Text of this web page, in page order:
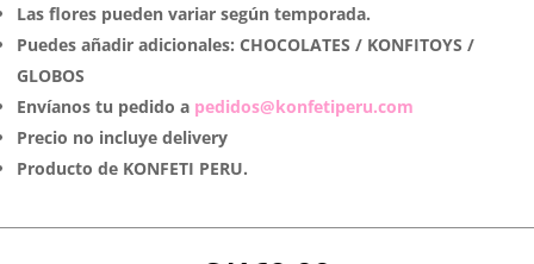
Las flores pueden variar según temporada.
Puedes añadir adicionales: CHOCOLATES / KONFITOYS /
GLOBOS
Envíanos tu pedido a pedidos@konfetiperu.com
Precio no incluye delivery
Producto de KONFETI PERU.